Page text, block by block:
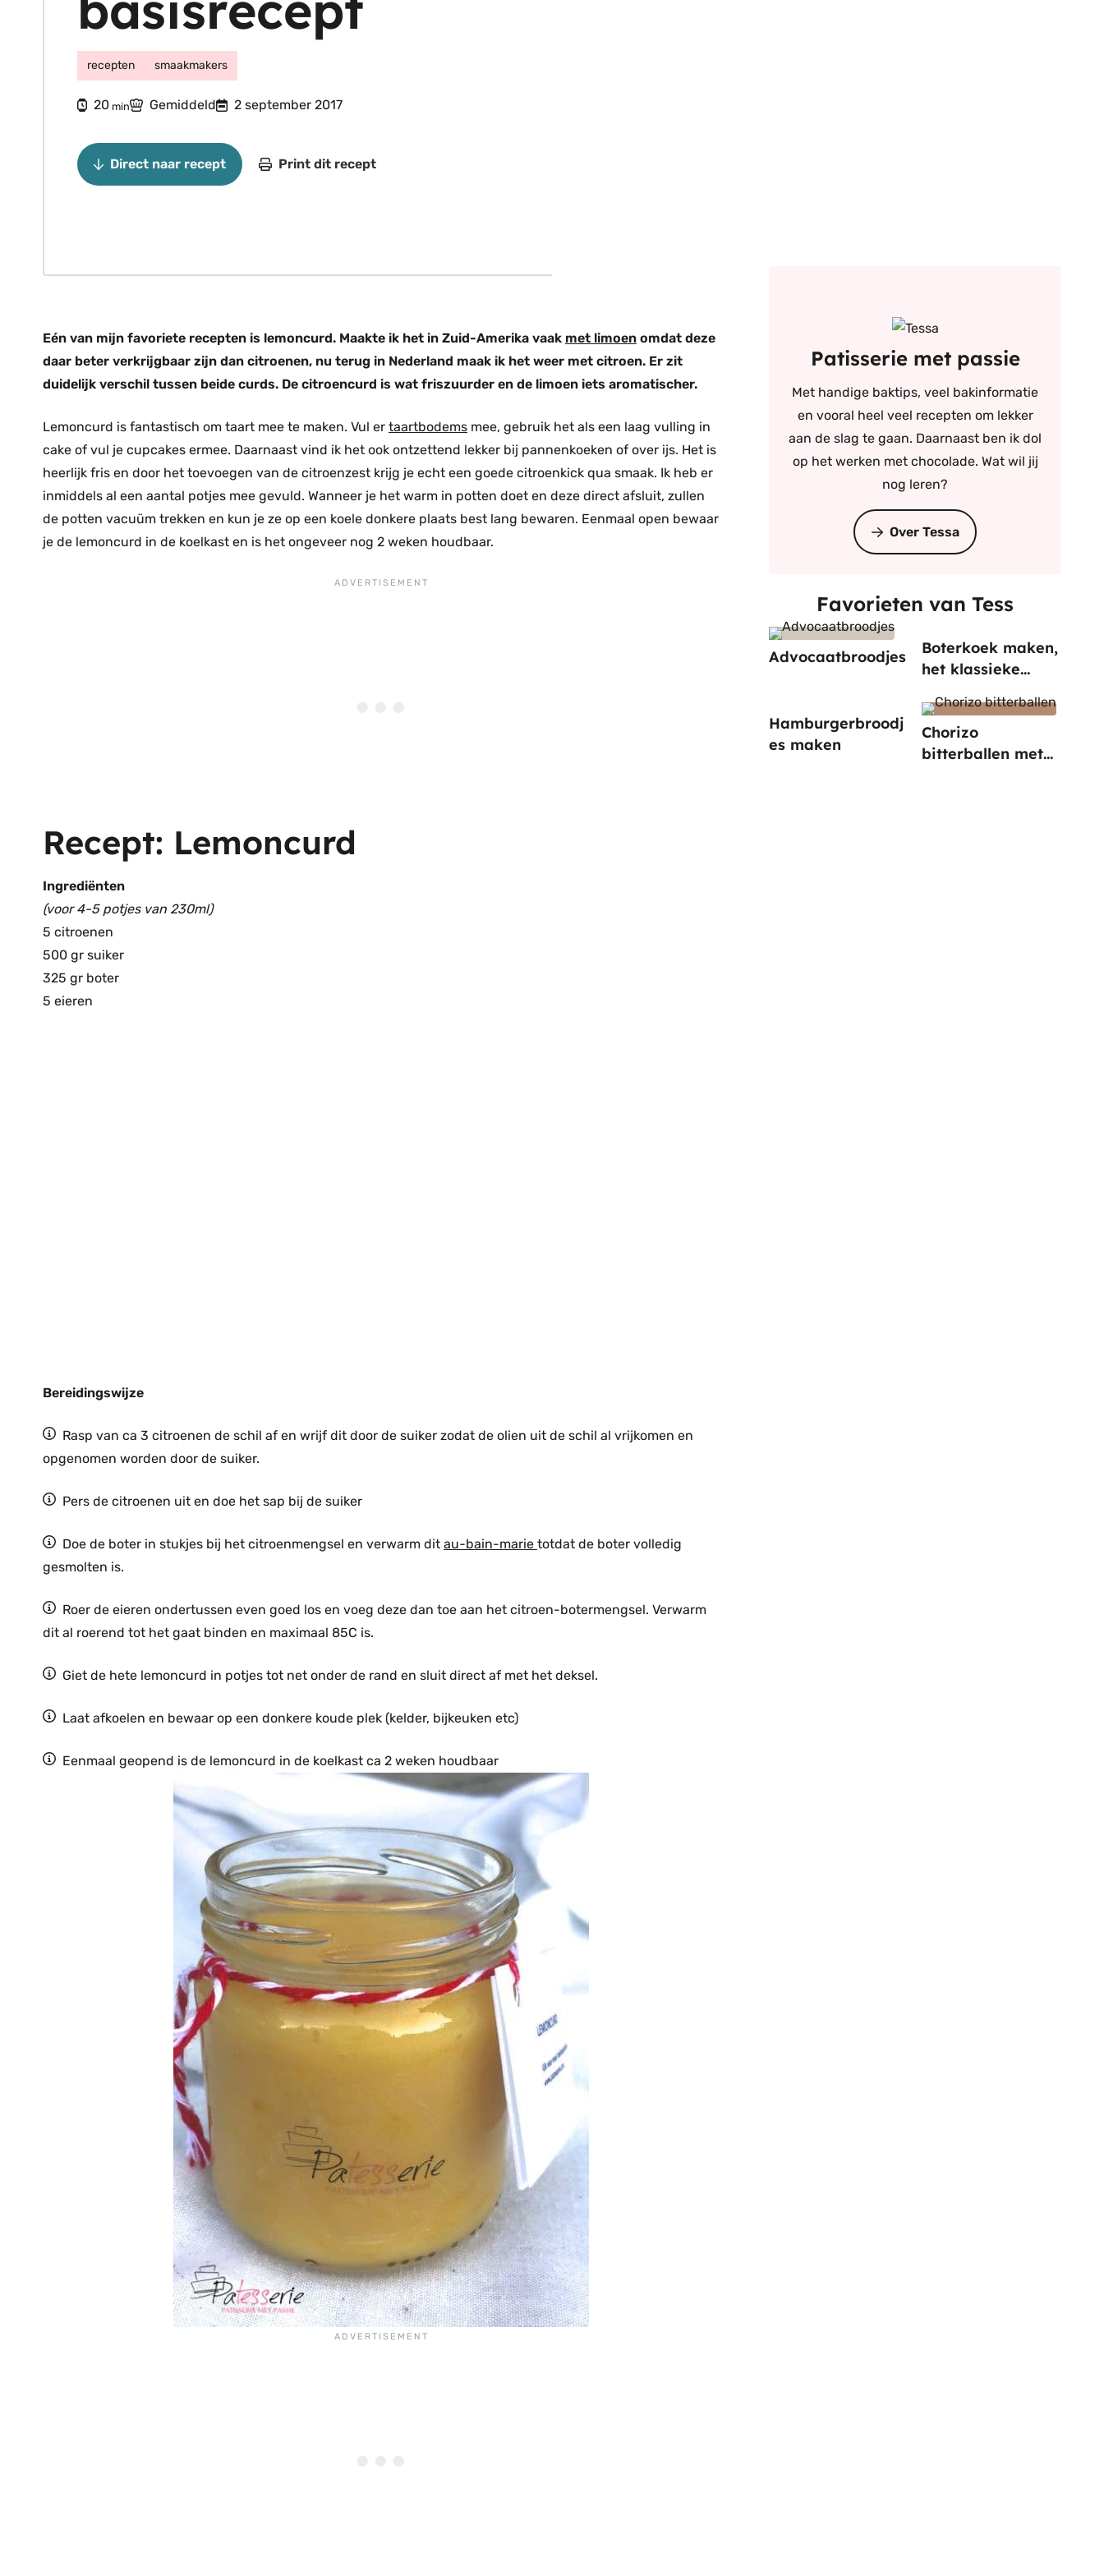
recepten smaakmakers
20minuten
min Gemiddeld 2 september 2017
Direct naar recept Print dit recept
Eén van mijn favoriete recepten is lemoncurd. Maakte ik het in Zuid-Amerika vaak met limoen omdat deze
daar beter verkrijgbaar zijn dan citroenen, nu terug in Nederland maak ik het weer met citroen. Er zit
duidelijk verschil tussen beide curds. De citroencurd is wat friszuurder en de limoen iets aromatischer.
Lemoncurd is fantastisch om taart mee te maken. Vul er taartbodems mee, gebruik het als een laag vulling in
cake of vul je cupcakes ermee. Daarnaast vind ik het ook ontzettend lekker bij pannenkoeken of over ijs. Het is
heerlijk fris en door het toevoegen van de citroenzest krijg je echt een goede citroenkick qua smaak. Ik heb er
inmiddels al een aantal potjes mee gevuld. Wanneer je het warm in potten doet en deze direct afsluit, zullen
de potten vacuüm trekken en kun je ze op een koele donkere plaats best lang bewaren. Eenmaal open bewaar
je de lemoncurd in de koelkast en is het ongeveer nog 2 weken houdbaar.
Recept: Lemoncurd
Ingrediënten
(voor 4-5 potjes van 230ml)
5 citroenen
500 gr suiker
325 gr boter
5 eieren
Bereidingswijze
Rasp van ca 3 citroenen de schil af en wrijf dit door de suiker zodat de olien uit de schil al vrijkomen en
opgenomen worden door de suiker.
Pers de citroenen uit en doe het sap bij de suiker
Doe de boter in stukjes bij het citroenmengsel en verwarm dit au-bain-marie totdat de boter volledig
gesmolten is.
Roer de eieren ondertussen even goed los en voeg deze dan toe aan het citroen-botermengsel. Verwarm
dit al roerend tot het gaat binden en maximaal 85C is.
Giet de hete lemoncurd in potjes tot net onder de rand en sluit direct af met het deksel.
Laat afkoelen en bewaar op een donkere koude plek (kelder, bijkeuken etc)
Eenmaal geopend is de lemoncurd in de koelkast ca 2 weken houdbaar
Patisserie met passie
Met handige baktips, veel bakinformatie
en vooral heel veel recepten om lekker
aan de slag te gaan. Daarnaast ben ik dol
op het werken met chocolade. Wat wil jij
nog leren?
Over Tessa
Favorieten van Tess
Advocaatbroodjes
Boterkoek maken,
het klassieke
Hamburgerbroodj
es maken
Chorizo
bitterballen met